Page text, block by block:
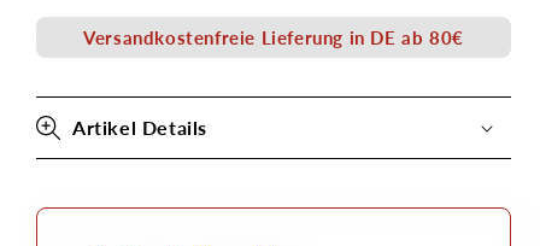
100ml
Senjo
Color
100ml
Senjo
Color
Versandkostenfreie Lieferung in DE ab 80€
Artikel Details